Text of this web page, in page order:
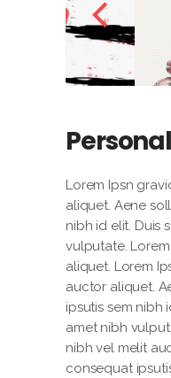
Lorem Ipsn
aliquet. Aene
nibh id elit. Duis
vulputate.
aliquet. Lorem
auctor aliquet.
ipsutis sem nibh
amet nibh
nibh vel melit
consequat